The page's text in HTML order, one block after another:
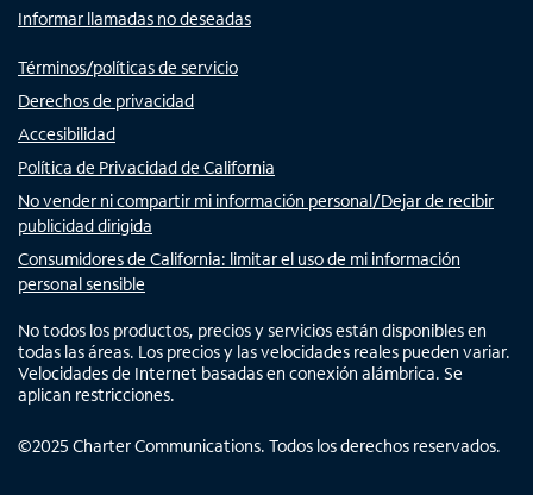
Informar llamadas no deseadas
Términos/políticas de servicio
Derechos de privacidad
Accesibilidad
Política de Privacidad de California
No vender ni compartir mi información personal/Dejar de recibir
publicidad dirigida
Consumidores de California: limitar el uso de mi información
personal sensible
No todos los productos, precios y servicios están disponibles en
todas las áreas. Los precios y las velocidades reales pueden variar.
Velocidades de Internet basadas en conexión alámbrica. Se
aplican restricciones.
©2025 Charter Communications. Todos los derechos reservados.